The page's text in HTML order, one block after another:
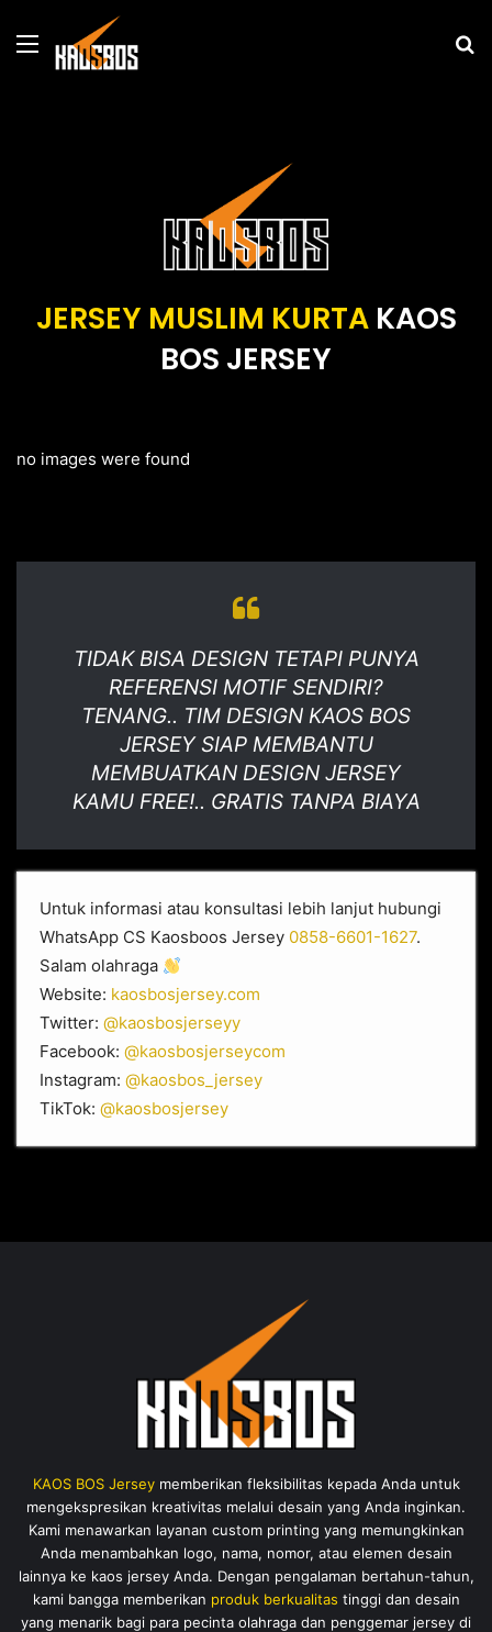
Menu
JERSEY MUSLIM KURTAKAOS
BOS JERSEY
no images were found
TIDAK BISA DESIGN TETAPI PUNYA
REFERENSI MOTIF SENDIRI?
TENANG.. TIM DESIGN KAOS BOS
JERSEY SIAP MEMBANTU
MEMBUATKAN DESIGN JERSEY
KAMU FREE!.. GRATIS TANPA BIAYA
Untuk informasi atau konsultasi lebih lanjut hubungi
WhatsApp CS Kaosboos Jersey 0858-6601-1627.
Salam olahraga
Website: kaosbosjersey.com
Twitter: @kaosbosjerseyy
Facebook: @kaosbosjerseycom
Instagram: @kaosbos_jersey
TikTok: @kaosbosjersey
KAOS BOS Jerseymemberikan fleksibilitas kepada Anda untuk
mengekspresikan kreativitas melalui desain yang Anda inginkan.
Kami menawarkan layanan custom printing yang memungkinkan
Anda menambahkan logo, nama, nomor, atau elemen desain
lainnya ke kaos jersey Anda. Dengan pengalaman bertahun-tahun,
kami bangga memberikan produk berkualitas tinggi dan desain
yang menarik bagi para pecinta olahraga dan penggemar jersey di